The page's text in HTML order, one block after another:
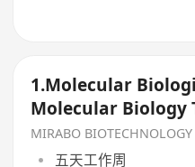
1.Molecular
Molecular Biology
MIRABO
五天工作周